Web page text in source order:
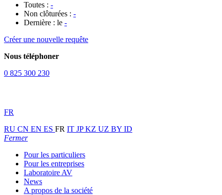
Toutes : -
Non clôturées : -
Dernière : le -
Créer une nouvelle requête
Nous téléphoner
0 825 300 230
FR
RU CN EN ES FR IT JPKZ UZ BY ID
Fermer
Pour les particuliers
Pour les entreprises
Laboratoire AV
News
A propos de la société